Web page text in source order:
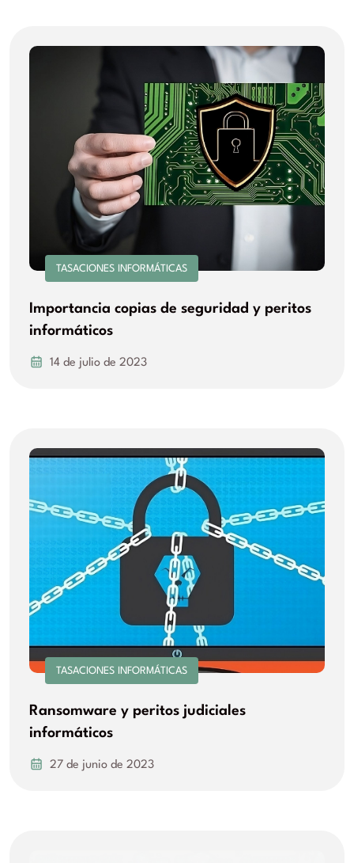
TASACIONES INFORMÁTICAS
Importancia copias de seguridad y peritos
informáticos
14 de julio de 2023
TASACIONES INFORMÁTICAS
Ransomware y peritos judiciales
informáticos
27 de junio de 2023